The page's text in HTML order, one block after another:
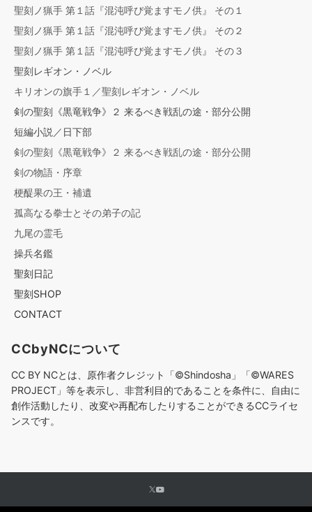
聖刻ノ猟手 第１話『混沌呼び覚ますモノ供』 その１
聖刻ノ猟手 第１話『混沌呼び覚ますモノ供』 その２
聖刻ノ猟手 第１話『混沌呼び覚ますモノ供』 その３
聖刻レギオン・ノベル
キリオンの旗手１／聖刻レギオン・ノベル
剣の聖刻《黒竜戦争》２ 来るべき戦乱の途・部分公開
短編小説／日下部
剣の聖刻《黒竜戦争》２ 来るべき戦乱の途・部分公開
剣の物語・序章
梗醍果の王・補遺
孤高なる拳士とその弟子の記
九尾の霊毛
操兵名鑑
聖刻日記
聖刻SHOP
CONTACT
CCbyNCについて
CC BY NCとは、原作者クレジット「©︎Shindosha」「©︎WARES
PROJECT」等を表示し、非営利目的であることを条件に、自由に
創作活動したり、改変や再配布したりすることができるCCライセ
ンスです。